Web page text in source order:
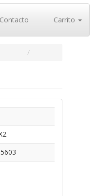
Contacto Carrito